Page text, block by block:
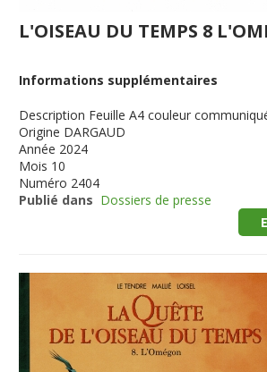
L'OISEAU DU TEMPS 8
Informations supplémentaires
Description Feuille A4 couleur
Origine DARGAUD
Année 2024
Mois 10
Numéro 2404
Publié dans Dossiers de presse